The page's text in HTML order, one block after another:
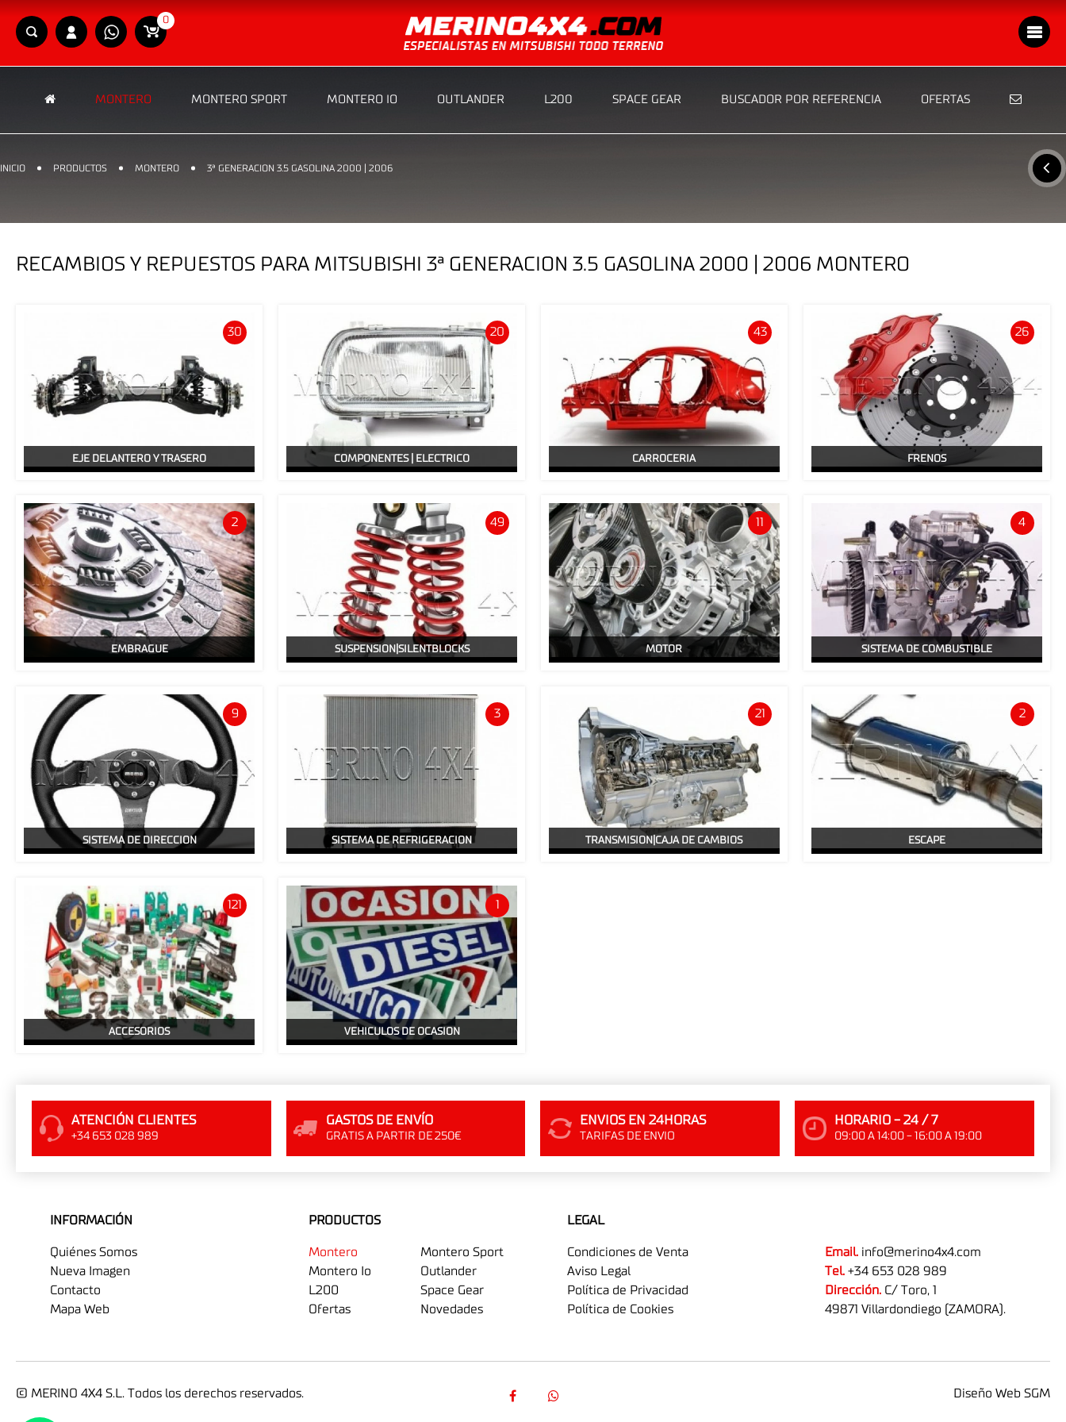
0
MONTERO MONTERO SPORT MONTERO IO OUTLANDER L200 SPACE GEAR BUSCADOR POR REFERENCIA OFERTAS
INICIO PRODUCTOS MONTERO 3ª GENERACION 3.5 GASOLINA 2000 | 2006
RECAMBIOS Y REPUESTOS PARA MITSUBISHI 3ª GENERACION 3.5 GASOLINA 2000 | 2006 MONTERO
EJE DELANTERO Y TRASERO
30
COMPONENTES | ELECTRICO
20
CARROCERIA
43
FRENOS
26
EMBRAGUE
2
SUSPENSION|SILENTBLOCKS
49
MOTOR
11
SISTEMA DE COMBUSTIBLE
4
SISTEMA DE DIRECCION
9
SISTEMA DE REFRIGERACION
3
TRANSMISION|CAJA DE CAMBIOS
21
ESCAPE
2
ACCESORIOS
121
VEHICULOS DE OCASION
1
ATENCIÓN CLIENTES
+34 653 028 989
GASTOS DE ENVÍO
GRATIS A PARTIR DE 250€
ENVIOS EN 24HORAS
TARIFAS DE ENVIO
HORARIO - 24 / 7
09:00 A 14:00 - 16:00 A 19:00
INFORMACIÓN
Quiénes Somos
Nueva Imagen
Contacto
Mapa Web
PRODUCTOS
Montero
Montero Sport
Montero Io
Outlander
L200
Space Gear
Ofertas
Novedades
LEGAL
Condiciones de Venta
Aviso Legal
Política de Privacidad
Política de Cookies
Email. info@merino4x4.com
Tel. +34 653 028 989
Dirección. C/ Toro, 1
49871 Villardondiego (ZAMORA).
© MERINO 4X4 S.L. Todos los derechos reservados. Diseño Web SGM